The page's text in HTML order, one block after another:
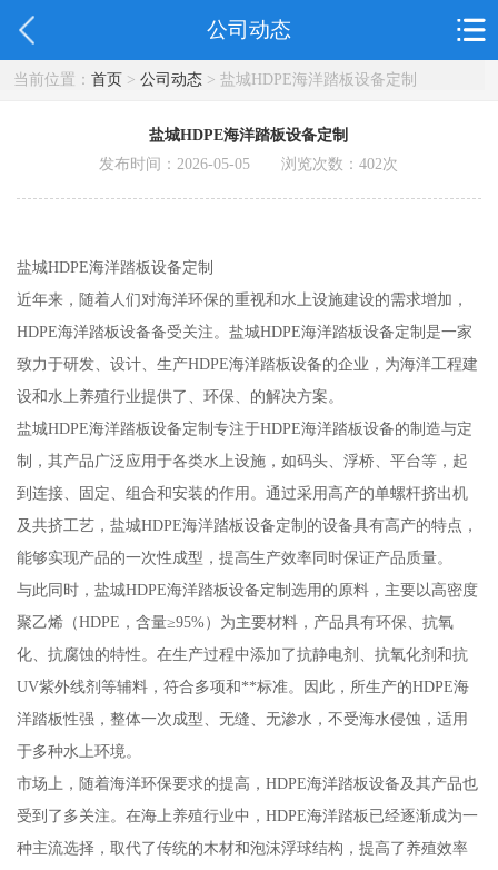
公司动态
当前位置： 首页> 公司动态> 盐城HDPE海洋踏板设备定制
盐城HDPE海洋踏板设备定制
发布时间：2026-05-05 浏览次数：402次
盐城HDPE海洋踏板设备定制
近年来，随着人们对海洋环保的重视和水上设施建设的需求增加，
HDPE海洋踏板设备备受关注。盐城HDPE海洋踏板设备定制是一家
致力于研发、设计、生产HDPE海洋踏板设备的企业，为海洋工程建
设和水上养殖行业提供了、环保、的解决方案。
盐城HDPE海洋踏板设备定制专注于HDPE海洋踏板设备的制造与定
制，其产品广泛应用于各类水上设施，如码头、浮桥、平台等，起
到连接、固定、组合和安装的作用。通过采用高产的单螺杆挤出机
及共挤工艺，盐城HDPE海洋踏板设备定制的设备具有高产的特点，
能够实现产品的一次性成型，提高生产效率同时保证产品质量。
与此同时，盐城HDPE海洋踏板设备定制选用的原料，主要以高密度
聚乙烯（HDPE，含量≥95%）为主要材料，产品具有环保、抗氧
化、抗腐蚀的特性。在生产过程中添加了抗静电剂、抗氧化剂和抗
UV紫外线剂等辅料，符合多项和**标准。因此，所生产的HDPE海
洋踏板性强，整体一次成型、无缝、无渗水，不受海水侵蚀，适用
于多种水上环境。
市场上，随着海洋环保要求的提高，HDPE海洋踏板设备及其产品也
受到了多关注。在海上养殖行业中，HDPE海洋踏板已经逐渐成为一
种主流选择，取代了传统的木材和泡沫浮球结构，提高了养殖效率